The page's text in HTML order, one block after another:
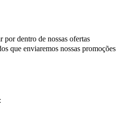
dentro de nossas ofertas
que enviaremos nossas promoções